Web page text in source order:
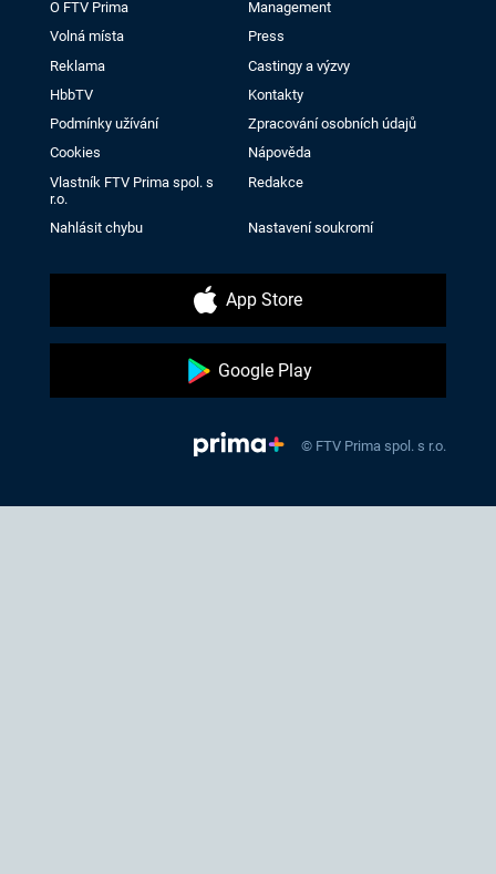
O FTV Prima
Management
Volná místa
Press
Reklama
Castingy a výzvy
HbbTV
Kontakty
Podmínky užívání
Zpracování osobních údajů
Cookies
Nápověda
Vlastník FTV Prima spol. s
r.o.
Redakce
Nahlásit chybu Nastavení soukromí
App Store
Google Play
© FTV Prima spol. s r.o.